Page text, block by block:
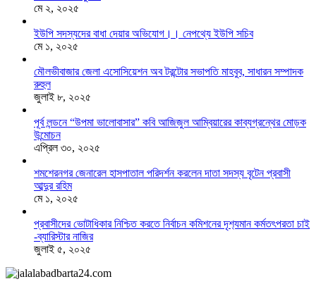
মে ২, ২০২৫
ইউপি সদস্যদের বাধা দেয়ার অভিযোগ।। নেপথ্যে ইউপি সচিব
মে ১, ২০২৫
মৌলভীবাজার জেলা এসোসিয়েশন অব টরন্টোর সভাপতি মাহবুব, সাধারন সম্পাদক
রুহুল
জুলাই ৮, ২০২৫
পূর্ব লন্ডনে “উপমা ভালোবাসার” কবি আজিজুল আম্বিয়ারের কাব্যগ্রন্থের মোড়ক
উন্মোচন
এপ্রিল ৩০, ২০২৫
শমশেরনগর জেনারেল হাসপাতাল পরিদর্শন করলেন দাতা সদস্য বৃটেন প্রবাসী
আব্দুর রহিম
মে ১, ২০২৫
প্রবাসীদের ভোটাধিকার নিশ্চিত করতে নির্বাচন কমিশনের দৃশ‍্যমান কর্মতৎপরতা চাই
-ব্যারিস্টার নাজির
জুলাই ৫, ২০২৫